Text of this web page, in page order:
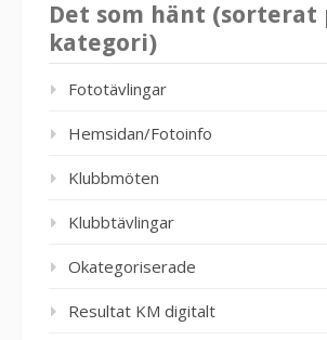
Det som hänt (sorterat
kategori)
Fototävlingar
Hemsidan/Fotoinfo
Klubbmöten
Klubbtävlingar
Okategoriserade
Resultat KM digitalt